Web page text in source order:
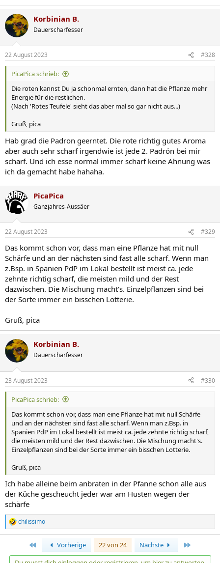
Korbinian B.
Dauerscharfesser
22 August 2023 #328
PicaPica schrieb:
Die roten kannst Du ja schonmal ernten, dann hat die Pflanze mehr
Energie für die restlichen.
(Nach 'Rotes Teufele' sieht das aber mal so gar nicht aus...)
Gruß, pica
Hab grad die Padron geerntet. Die rote richtig gutes Aroma
aber auch sehr scharf irgendwie ist jede 2. Padrón bei mir
scharf. Und ich esse normal immer scharf keine Ahnung was
ich da gemacht habe hahaha.
PicaPica
Ganzjahres-Aussäer
22 August 2023 #329
Das kommt schon vor, dass man eine Pflanze hat mit null
Schärfe und an der nächsten sind fast alle scharf. Wenn man
z.Bsp. in Spanien PdP im Lokal bestellt ist meist ca. jede
zehnte richtig scharf, die meisten mild und der Rest
dazwischen. Die Mischung macht's. Einzelpflanzen sind bei
der Sorte immer ein bisschen Lotterie.
Gruß, pica
Korbinian B.
Dauerscharfesser
23 August 2023 #330
PicaPica schrieb:
Das kommt schon vor, dass man eine Pflanze hat mit null Schärfe
und an der nächsten sind fast alle scharf. Wenn man z.Bsp. in
Spanien PdP im Lokal bestellt ist meist ca. jede zehnte richtig scharf,
die meisten mild und der Rest dazwischen. Die Mischung macht's.
Einzelpflanzen sind bei der Sorte immer ein bisschen Lotterie.
Gruß, pica
Ich habe alleine beim anbraten in der Pfanne schon alle aus
der Küche gescheucht jeder war am Husten wegen der
schärfe
R
e
t
chilissimo
Erste Vorherige 22 von 24 Nächste